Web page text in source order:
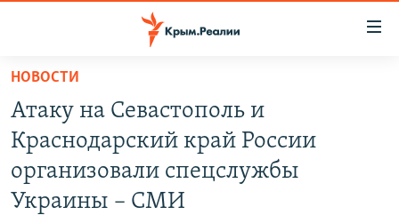
Вернуться
основному
содержанию
Вернутся
главной
СПЕЦПРОЕКТЫ
КАРТА ВОЕННЫХ ОБЪЕКТОВ КРЫМА
ВОДА
ИСТОРИЯ
НОВОСТИ
Атаку на Севастополь и
Краснодарский край России
организовали спецслужбы
Украины – СМИ